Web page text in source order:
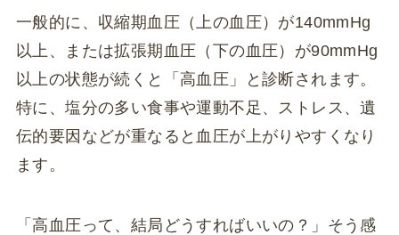
一般的に、収縮期血圧（上の血圧）が140mmHg
以上、または拡張期血圧（下の血圧）が90mmHg
以上の状態が続くと「高血圧」と診断されます。
特に、塩分の多い食事や運動不足、ストレス、遺
伝的要因などが重なると血圧が上がりやすくなり
ます。
「高血圧って、結局どうすればいいの？」そう感